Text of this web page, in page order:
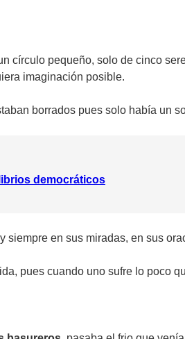
círculo pequeño, solo de cinco
imaginación posible.
borrados pues solo había un
democráticos
en sus miradas, en sus
pues cuando uno sufre lo poco